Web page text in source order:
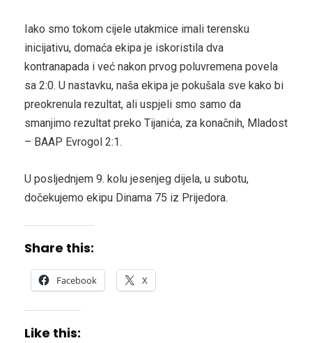
Iako smo tokom cijele utakmice imali terensku
inicijativu, domaća ekipa je iskoristila dva
kontranapada i već nakon prvog poluvremena povela
sa 2:0. U nastavku, naša ekipa je pokušala sve kako bi
preokrenula rezultat, ali uspjeli smo samo da
smanjimo rezultat preko Tijanića, za konačnih, Mladost
– BAAP Evrogol 2:1.
U posljednjem 9. kolu jesenjeg dijela, u subotu,
dočekujemo ekipu Dinama 75 iz Prijedora.
Share this:
Facebook X
Like this: